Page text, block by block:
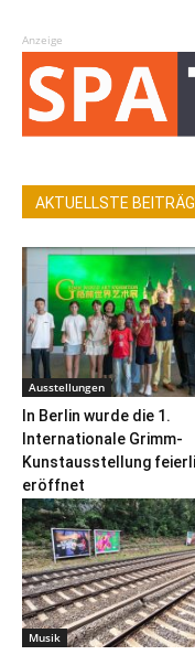
Anzeige
AKTUELLSTE
Ausstellungen
In Berlin wurde die 1.
Internationale Grimm-
Kunstausstellung
eröffnet
Musik